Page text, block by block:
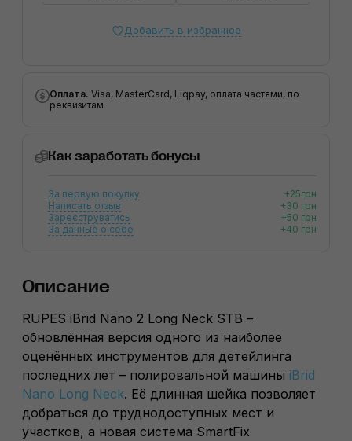
Добавить в избранное
Оплата. Visa, MasterCard, Liqpay, оплата частями, по
реквизитам
Как заработать бонусы
За первую покупку
+25грн
Написать отзыв
+30 грн
Зареєструватись
+50 грн
За данные о себе
+40 грн
Описание
RUPES iBrid Nano 2 Long Neck STB –
обновлённая версия одного из наиболее
оценённых инструментов для детейлинга
последних лет – полировальной машины iBrid
Nano Long Neck. Её длинная шейка позволяет
добраться до труднодоступных мест и
участков, а новая система SmartFix